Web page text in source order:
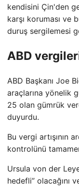
kendisini Çin'den
karşı koruması ve
duruş sergilemesi
ABD
ABD Başkanı Joe
araçlarına yönelik
25 olan gümrük
duyurdu.
Bu vergi artışının
kontrolünü
Ursula von der
hedefli” olacağını